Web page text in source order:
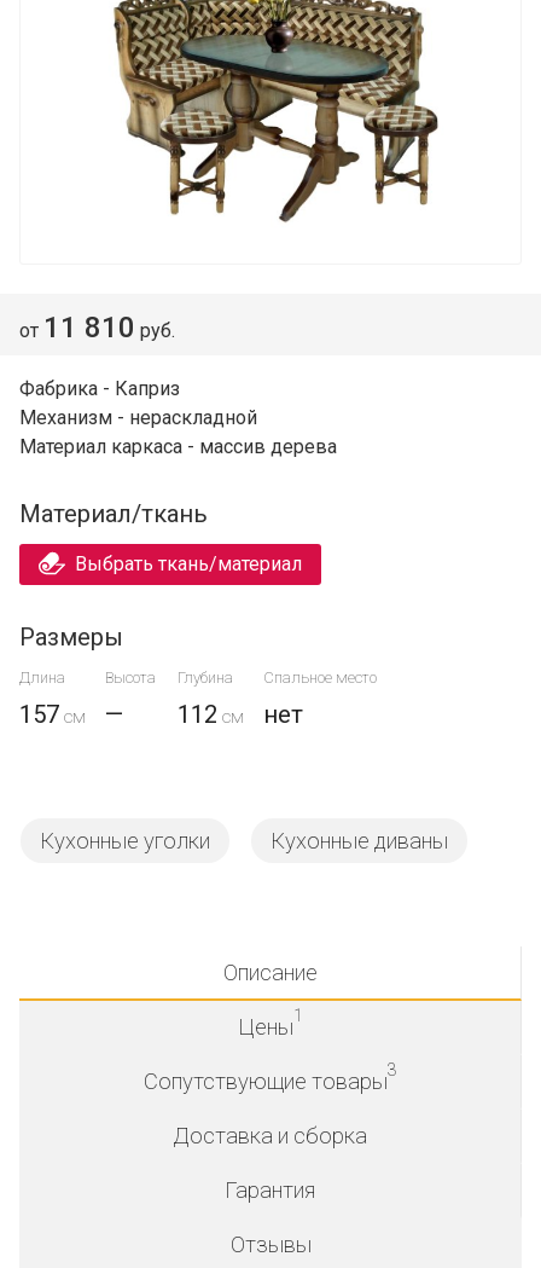
от 11 810 руб.
Фабрика - Каприз
Механизм - нераскладной
Материал каркаса - массив дерева
Материал/ткань
Выбрать ткань/материал
Размеры
Длина Высота Глубина Спальное место
157 — 112 нет
Кухонные уголки Кухонные диваны
Описание
Цены1
Сопутствующие товары3
Доставка и сборка
Гарантия
Отзывы